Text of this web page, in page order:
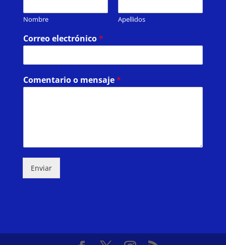
Nombre Apellidos
Correo electrónico*
Comentario o mensaje*
Enviar